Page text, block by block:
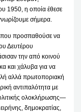
1950, η οποία έθεσε
σήμερα.
που προσπαθούσε να
Δευτέρου
την από κοινού
και χάλυβα για να
αλλά πρωτοποριακή
αντιπαλότητα με
ολοκλήρωσης—
δημοκρατίας,